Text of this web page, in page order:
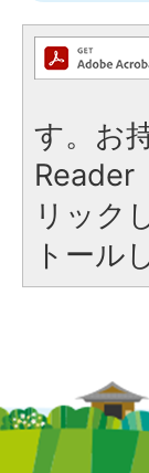
す。お
Reader
リック
トール